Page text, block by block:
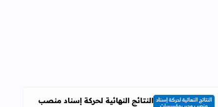
النتائج النهائية لحركة إسناد منصب